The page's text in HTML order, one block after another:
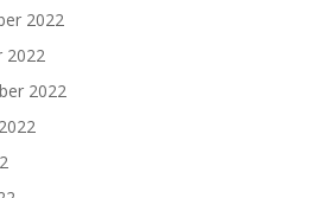
2022
2022
2022